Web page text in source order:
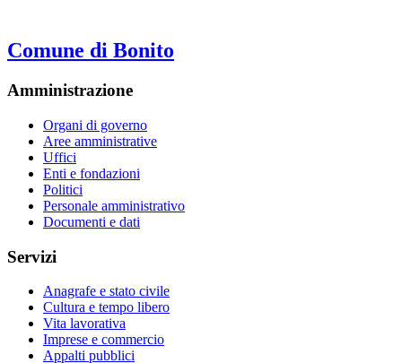
Comune di Bonito
Amministrazione
Organi di governo
Aree amministrative
Uffici
Enti e fondazioni
Politici
Personale amministrativo
Documenti e dati
Servizi
Anagrafe e stato civile
Cultura e tempo libero
Vita lavorativa
Imprese e commercio
Appalti pubblici